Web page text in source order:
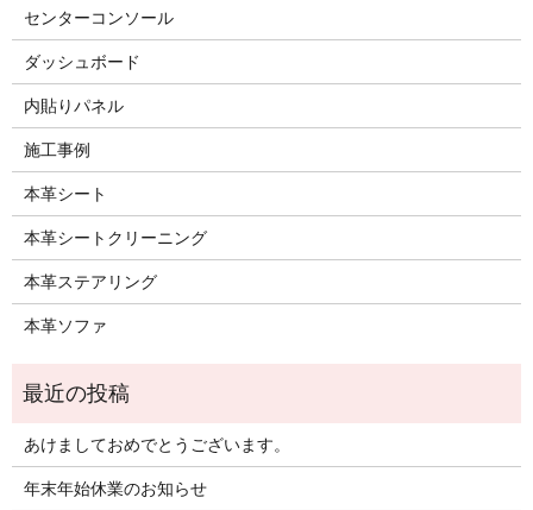
センターコンソール
ダッシュボード
内貼りパネル
施工事例
本革シート
本革シートクリーニング
本革ステアリング
本革ソファ
あけましておめでとうございます。
年末年始休業のお知らせ